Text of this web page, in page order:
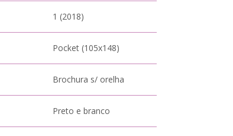
1 (2018)
Pocket (105x148)
Brochura s/ orelha
Preto e branco